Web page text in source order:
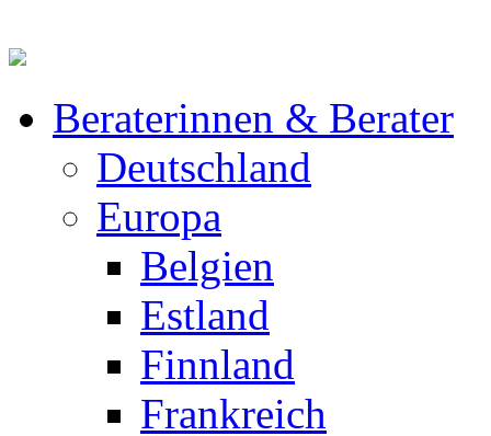
Beraterinnen & Berater
Deutschland
Europa
Belgien
Estland
Finnland
Frankreich